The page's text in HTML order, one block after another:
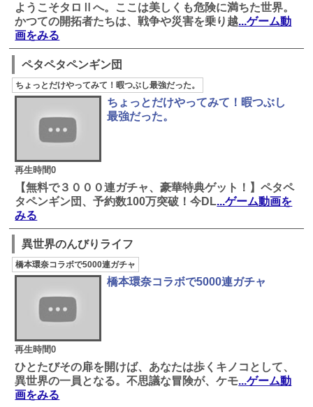
ようこそタロⅡへ。ここは美しくも危険に満ちた世界。
かつての開拓者たちは、戦争や災害を乗り越...ゲーム動
画をみる
ペタペタペンギン団
ちょっとだけやってみて！暇つぶし最強だった。
再生時間0
ちょっとだけやってみて！暇つぶし
最強だった。
【無料で３０００連ガチャ、豪華特典ゲット！】ペタペ
タペンギン団、予約数100万突破！今DL...ゲーム動画を
みる
異世界のんびりライフ
橋本環奈コラボで5000連ガチャ
再生時間0
橋本環奈コラボで5000連ガチャ
ひとたびその扉を開けば、あなたは歩くキノコとして、
異世界の一員となる。不思議な冒険が、ケモ...ゲーム動
画をみる